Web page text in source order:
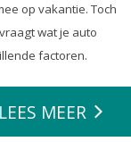
op vakantie. Toch
wat je auto
factoren.
LEES MEER